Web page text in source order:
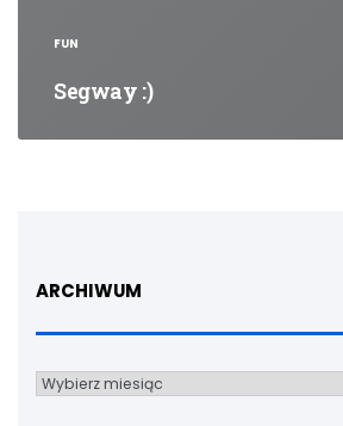
FUN
Segway :)
ARCHIWUM
Archiwum